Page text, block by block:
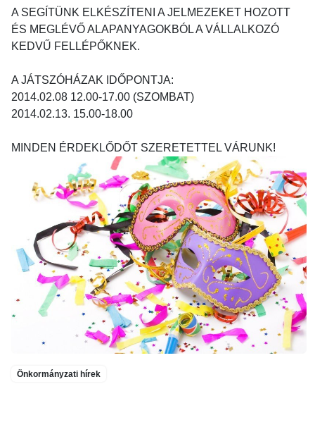
A SEGÍTÜNK ELKÉSZÍTENI A JELMEZEKET HOZOTT
ÉS MEGLÉVŐ ALAPANYAGOKBÓL A VÁLLALKOZÓ
KEDVŰ FELLÉPŐKNEK.
A JÁTSZÓHÁZAK IDŐPONTJA:
2014.02.08 12.00-17.00 (SZOMBAT)
2014.02.13. 15.00-18.00
MINDEN ÉRDEKLŐDŐT SZERETETTEL VÁRUNK!
Önkormányzati hírek